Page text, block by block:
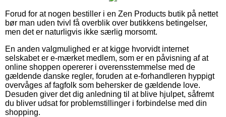
Forud for at nogen bestiller i en Zen Products butik på nettet
bør man uden tvivl få overblik over butikkens betingelser,
men det er naturligvis ikke særlig morsomt.
En anden valgmulighed er at kigge hvorvidt internet
selskabet er e-mærket medlem, som er en påvisning af at
online shoppen opererer i overensstemmelse med de
gældende danske regler, foruden at e-forhandleren hyppigt
overvåges af fagfolk som behersker de gældende love.
Desuden giver det dig anledning til at blive hjulpet, såfremt
du bliver udsat for problemstillinger i forbindelse med din
shopping.